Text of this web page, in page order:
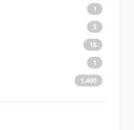
1
3
18
1
1.400